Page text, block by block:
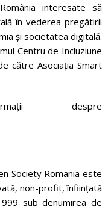
interesate să
în vederea pregătirii
și societatea digitală.
Centru de Incluziune
către Asociația Smart
despre
Society Romania este
non-profit, înființată
sub denumirea de